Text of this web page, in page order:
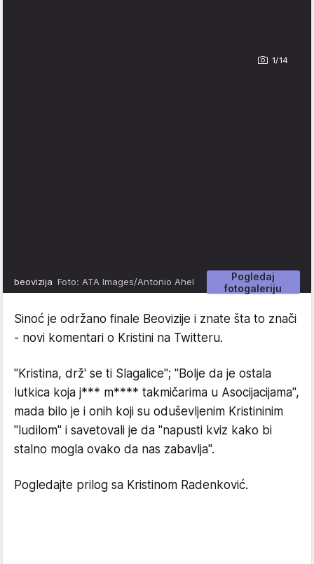
1/14
Pogledaj
fotogaleriju
beovizija Foto: ATA Images/Antonio Ahel
Sinoć je održano finale Beovizije i znate šta to znači
- novi komentari o Kristini na Twitteru.
"Kristina, drž' se ti Slagalice"; "Bolje da je ostala
lutkica koja j*** m**** takmičarima u Asocijacijama",
mada bilo je i onih koji su oduševljenim Kristininim
"ludilom" i savetovali je da "napusti kviz kako bi
stalno mogla ovako da nas zabavlja".
Pogledajte prilog sa Kristinom Radenković.